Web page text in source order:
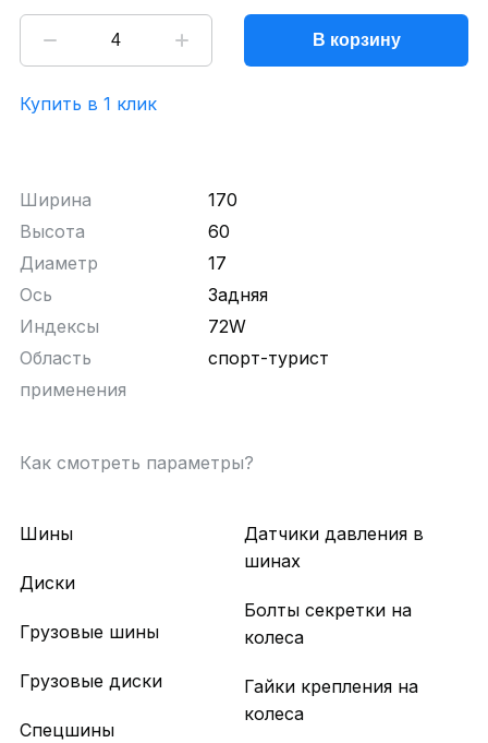
В корзину
Купить в 1 клик
Ширина
170
Высота
60
Диаметр
17
Ось
Задняя
Индексы
72W
Область
применения
спорт-турист
Как смотреть параметры?
Шины
Диски
Грузовые шины
Грузовые диски
Спецшины
Датчики давления в
шинах
Болты секретки на
колеса
Гайки крепления на
колеса